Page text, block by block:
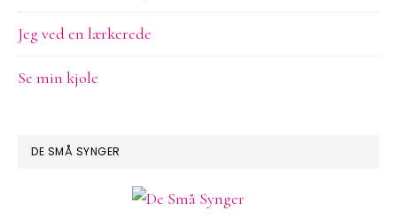
Jeg ved en lærkerede
Se min kjole
DE SMÅ SYNGER